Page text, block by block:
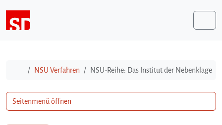
StartNSU Verfahren NSU-Reihe: Das Institut der Nebenklage
Seitenmenü öffnen